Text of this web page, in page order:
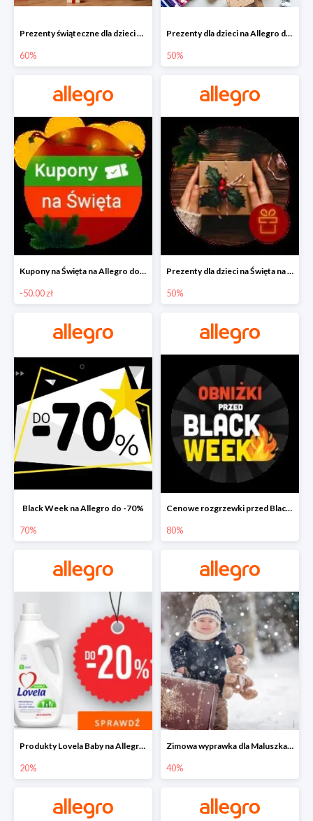
Prezenty świąteczne dla dzieci na Allegro do -60%
60%
Prezenty dla dzieci na Allegro do -50%
50%
Kupony na Święta na Allegro do -50 zł
-50.00 zł
Prezenty dla dzieci na Święta na Allegro do -50%
50%
Black Week na Allegro do -70%
70%
Cenowe rozgrzewki przed Black Friday na Allegro do -80%
80%
Produkty Lovela Baby na Allegro do -20%
20%
Zimowa wyprawka dla Maluszka na Allegro do -40%
40%